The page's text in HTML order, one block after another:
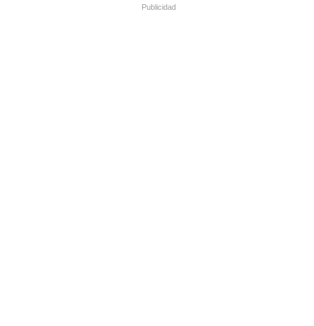
Publicidad